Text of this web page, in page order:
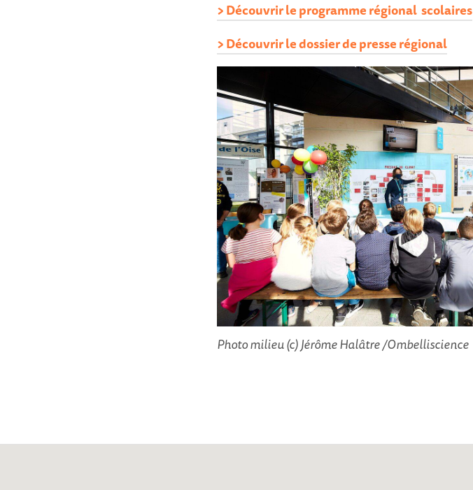
> Découvrir le programme régional scolaires
> Découvrir le dossier de presse régional
Photo milieu (c) Jérôme Halâtre /Ombelliscience